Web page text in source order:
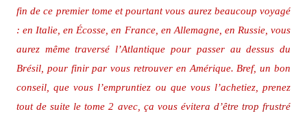
fin de ce premier tome et pourtant vous aurez beaucoup voyagé
: en Italie, en Écosse, en France, en Allemagne, en Russie, vous
aurez même traversé l’Atlantique pour passer au dessus du
Brésil, pour finir par vous retrouver en Amérique. Bref, un bon
conseil, que vous l’empruntiez ou que vous l’achetiez, prenez
tout de suite le tome 2 avec, ça vous évitera d’être trop frustré